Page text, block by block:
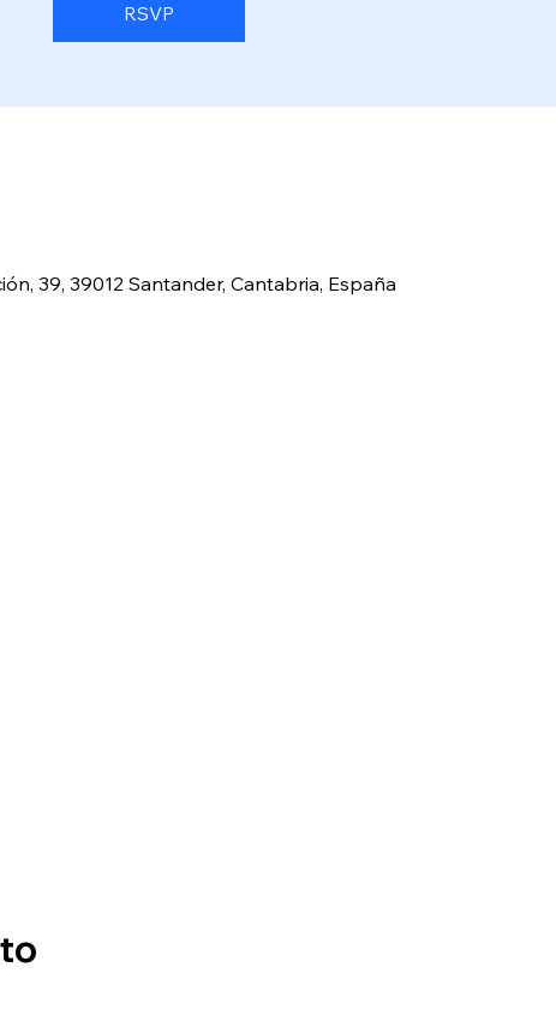
RSVP
39, 39012 Santander, Cantabria, España